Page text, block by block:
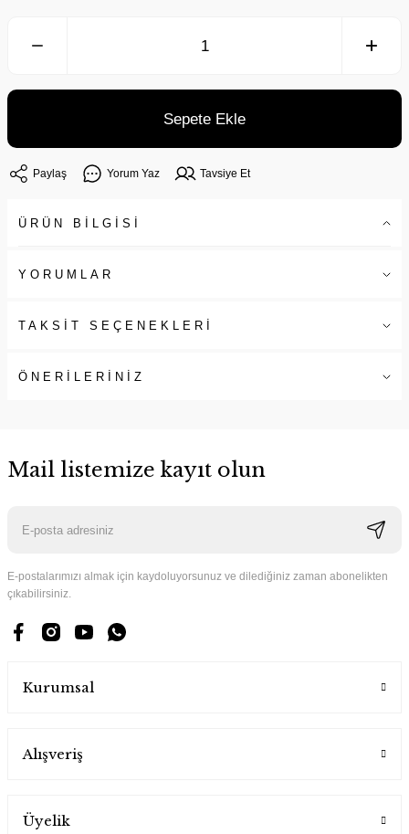
Sepete Ekle
Paylaş Yorum Yaz Tavsiye Et
ÜRÜN BİLGİSİ
YORUMLAR
TAKSİT SEÇENEKLERİ
ÖNERİLERİNİZ
Mail listemize kayıt olun
E-postalarımızı almak için kaydoluyorsunuz ve dilediğiniz zaman abonelikten
çıkabilirsiniz.
Kurumsal
Alışveriş
Üyelik